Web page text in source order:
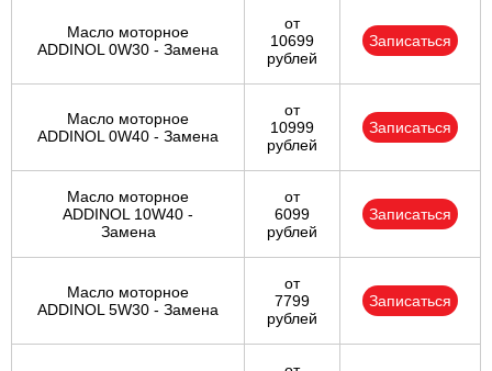
Масло моторное
ADDINOL 0W30 - Замена
от
10699
рублей
Записаться
Масло моторное
ADDINOL 0W40 - Замена
от
10999
рублей
Записаться
Масло моторное
ADDINOL 10W40 -
Замена
от
6099
рублей
Записаться
Масло моторное
ADDINOL 5W30 - Замена
от
7799
рублей
Записаться